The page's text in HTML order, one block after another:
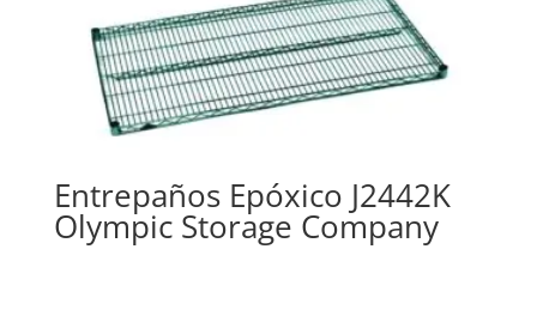
Entrepaños Epóxico J2442K
Olympic Storage Company